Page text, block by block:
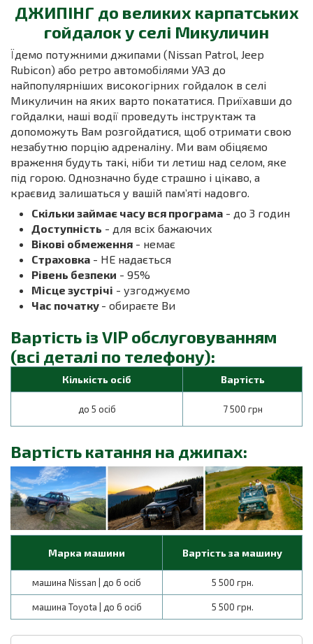
ДЖИПІНГ до великих карпатських
гойдалок у селі Микуличин
Їдемо потужними джипами (Nissan Patrol, Jeep
Rubicon) або ретро автомобілями УАЗ до
найпопулярніших високогірних гойдалок в селі
Микуличин на яких варто покататися. Приїхавши до
гойдалки, наші водії проведуть інструктаж та
допоможуть Вам розгойдатися, щоб отримати свою
незабутню порцію адреналіну. Ми вам обіцяємо
враження будуть такі, ніби ти летиш над селом, яке
під горою. Однозначно буде страшно і цікаво, а
краєвид залишаться у вашій памʼяті надовго.
Скільки займає часу вся програма - до 3 годин
Доступність - для всіх бажаючих
Вікові обмеження - немає
Страховка - НЕ надається
Рівень безпеки - 95%
Місце зустрічі - узгоджуємо
Час початку - обираєте Ви
Вартість із VIP обслуговуванням
(всі деталі по телефону):
Кількість осіб Вартість
до 5 осіб 7 500 грн
Вартість катання на джипах:
Марка машини Вартість за машину
машина Nissan | до 6 осіб 5 500 грн.
машина Toyota | до 6 осіб 5 500 грн.